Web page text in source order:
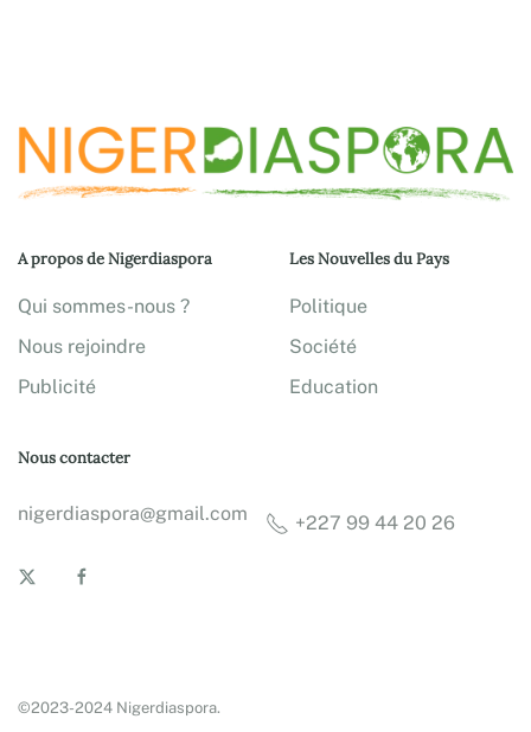
A propos de Nigerdiaspora
Qui sommes-nous ?
Nous rejoindre
Publicité
Les Nouvelles du Pays
Politique
Société
Education
Nous contacter
nigerdiaspora@gmail.com +227 99 44 20 26
©2023-2024 Nigerdiaspora.